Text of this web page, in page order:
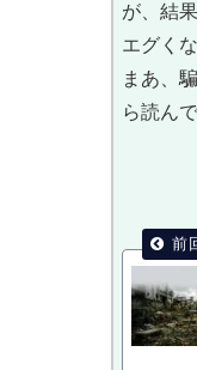
が、結
エグく
まあ、
ら読ん